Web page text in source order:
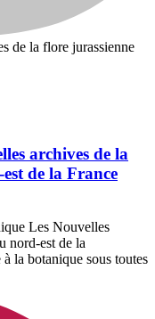
archives de la
de la France
Les Nouvelles
nord-est de la
la botanique sous toutes